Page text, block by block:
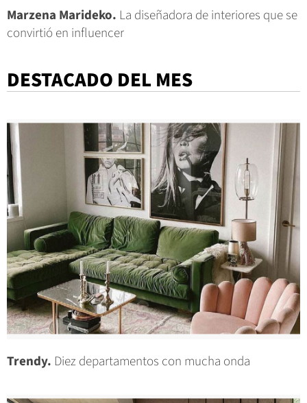
Marzena Marideko. La diseñadora de interiores que se
convirtió en influencer
DESTACADO DEL MES
Trendy. Diez departamentos con mucha onda